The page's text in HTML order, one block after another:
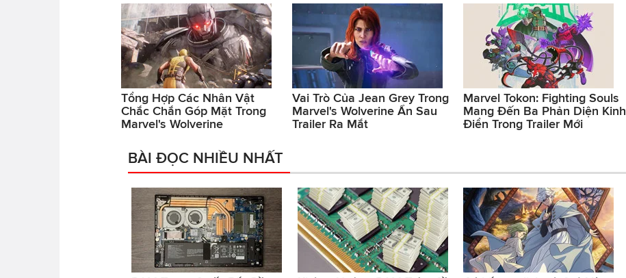
Tổng Hợp Các Nhân Vật
Chắc Chắn Góp Mặt Trong
Marvel's Wolverine
Vai Trò Của Jean Grey Trong
Marvel's Wolverine Ẩn Sau
Trailer Ra Mắt
Marvel Tokon: Fighting Souls
Mang Đến Ba Phản Diện Kinh
Điển Trong Trailer Mới
BÀI ĐỌC NHIỀU NHẤT